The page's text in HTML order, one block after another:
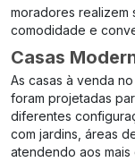
moradores realizem
comodidade e
Casas
As casas à venda
foram projetadas
diferentes
com jardins, áreas
atendendo aos